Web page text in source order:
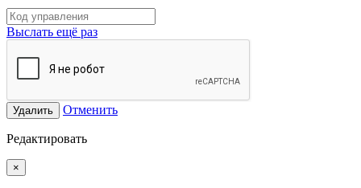
Выслать ещё раз
Удалить Отменить
Редактировать
×